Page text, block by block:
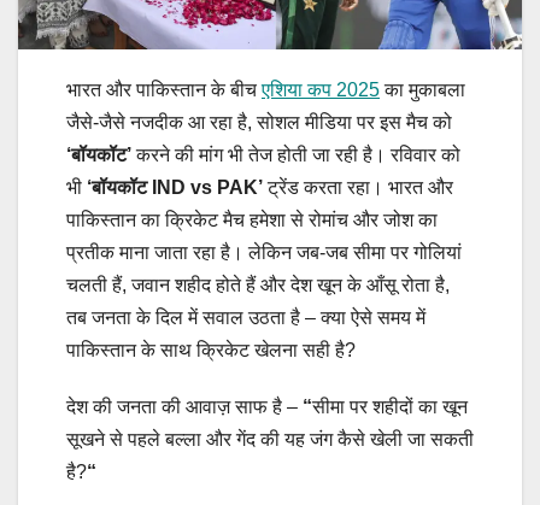
भारत और पाकिस्तान के बीचएशिया कप 2025का मुकाबला
जैसे-जैसे नजदीक आ रहा है, सोशल मीडिया पर इस मैच को
‘बॉयकॉट’करने की मांग भी तेज होती जा रही है। रविवार को
भी ‘बॉयकॉट IND vs PAK’ट्रेंड करता रहा। भारत और
पाकिस्तान का क्रिकेट मैच हमेशा से रोमांच और जोश का
प्रतीक माना जाता रहा है। लेकिन जब-जब सीमा पर गोलियां
चलती हैं, जवान शहीद होते हैं और देश खून के आँसू रोता है,
तब जनता के दिल में सवाल उठता है – क्या ऐसे समय में
पाकिस्तान के साथ क्रिकेट खेलना सही है?
देश की जनता की आवाज़ साफ है – “सीमा पर शहीदों का खून
सूखने से पहले बल्ला और गेंद की यह जंग कैसे खेली जा सकती
है?“